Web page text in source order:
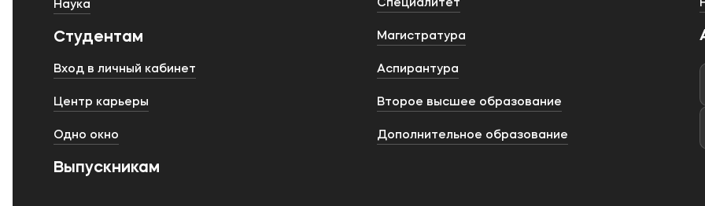
Наука
Студентам
Вход в личный кабинет
Центр карьеры
Одно окно
Выпускникам
Специалитет
Магистратура
Аспирантура
Второе высшее образование
Дополнительное образование